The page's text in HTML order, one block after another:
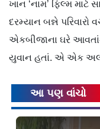
ખાન ‘નામ’ ફિલ્મ માટે
દરમ્યાન બન્ને
એકબીજાના ઘરે
યુવાન હતાં. એ એક
આ પણ વાંચો